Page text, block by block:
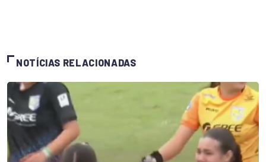
NOTÍCIAS RELACIONADAS